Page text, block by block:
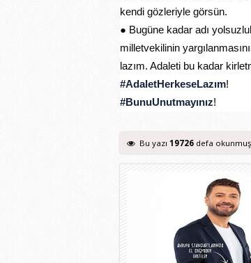
kendi gözleriyle görsün.
● Bugüne kadar adı
milletvekilinin
lazım. Adaleti bu kadar
#AdaletHerkeseLazım!
#BunuUnutmayınız!
Bu yazı 19726 defa